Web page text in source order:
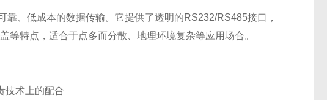
、低成本的数据传输。它提供了透明的RS232/RS485接口，
特点，适合于点多而分散、地理环境复杂等应用场合。
技术上的配合